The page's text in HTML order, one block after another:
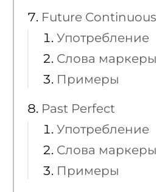
Future Continuous
Употребление
Слова маркеры
Примеры
Past Perfect
Употребление
Слова маркеры
Примеры